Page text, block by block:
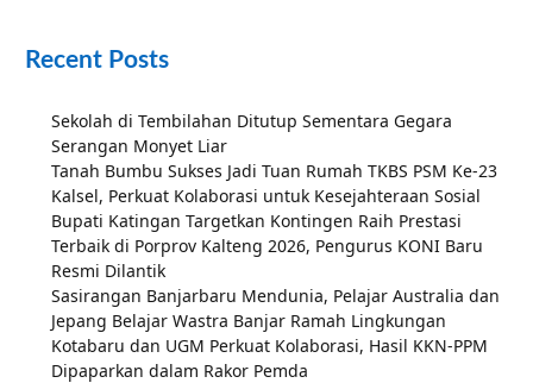
Recent Posts
Sekolah di Tembilahan Ditutup Sementara Gegara
Serangan Monyet Liar
Tanah Bumbu Sukses Jadi Tuan Rumah TKBS PSM Ke-23
Kalsel, Perkuat Kolaborasi untuk Kesejahteraan Sosial
Bupati Katingan Targetkan Kontingen Raih Prestasi
Terbaik di Porprov Kalteng 2026, Pengurus KONI Baru
Resmi Dilantik
Sasirangan Banjarbaru Mendunia, Pelajar Australia dan
Jepang Belajar Wastra Banjar Ramah Lingkungan
Kotabaru dan UGM Perkuat Kolaborasi, Hasil KKN-PPM
Dipaparkan dalam Rakor Pemda